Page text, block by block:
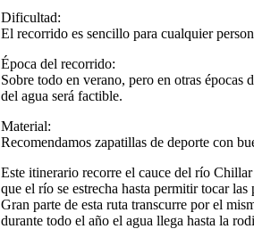
Dificultad:
El recorrido es sencillo para cualquier
Época del recorrido:
Sobre todo en verano, pero en otras épocas
del agua será factible.
Material:
Recomendamos zapatillas de deporte con
Este itinerario recorre el cauce del río
que el río se estrecha hasta permitir tocar
Gran parte de esta ruta transcurre por el
durante todo el año el agua llega hasta la